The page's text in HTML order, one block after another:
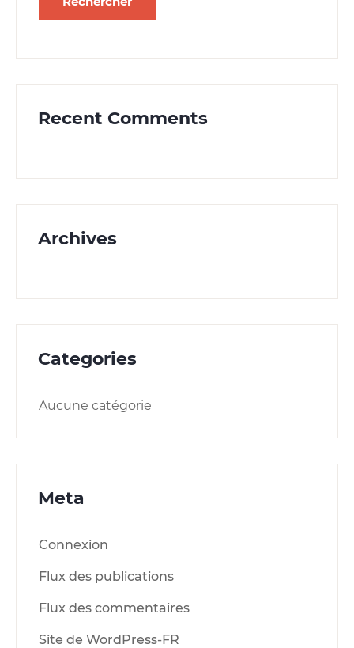
Recent Comments
Archives
Categories
Aucune catégorie
Meta
Connexion
Flux des publications
Flux des commentaires
Site de WordPress-FR